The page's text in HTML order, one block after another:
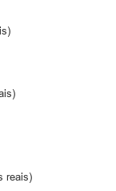
reais)